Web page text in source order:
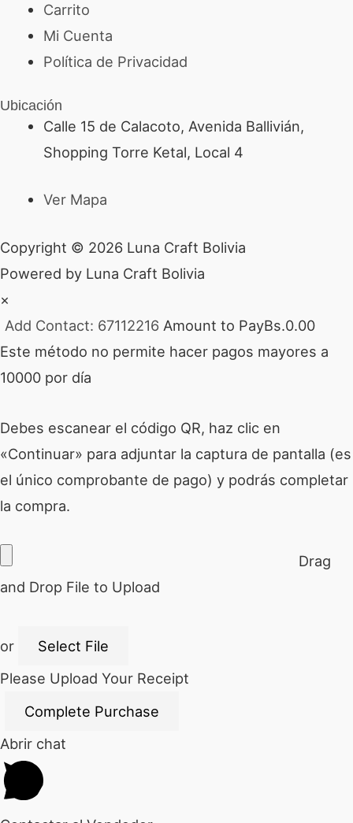
Carrito
Mi Cuenta
Política de Privacidad
Ubicación
Calle 15 de Calacoto, Avenida Ballivián,
Shopping Torre Ketal, Local 4
Ver Mapa
Copyright © 2026 Luna Craft Bolivia
Powered by Luna Craft Bolivia
×
Add Contact: 67112216 Amount to PayBs.0.00
Este método no permite hacer pagos mayores a
10000 por día
Debes escanear el código QR, haz clic en
«Continuar» para adjuntar la captura de pantalla (es
el único comprobante de pago) y podrás completar
la compra.
Drag
and Drop File to Upload
or
Select File
Please Upload Your Receipt
Abrir chat